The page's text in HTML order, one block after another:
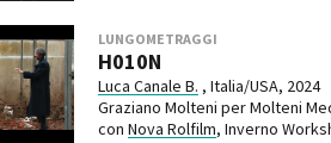
Ciak in TOur!
LUNGOMETRAGGI
H010N
Luca Canale B. , Italia/USA, 2024
Graziano Molteni per Molteni
con Nova Rolfilm, Inverno